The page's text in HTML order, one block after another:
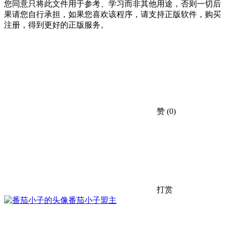
您同意只将此文件用于参考、学习而非其他用途，否则一切后
果请您自行承担，如果您喜欢该程序，请支持正版软件，购买
注册，得到更好的正版服务。
赞 (0)
打赏
番茄小子盟主